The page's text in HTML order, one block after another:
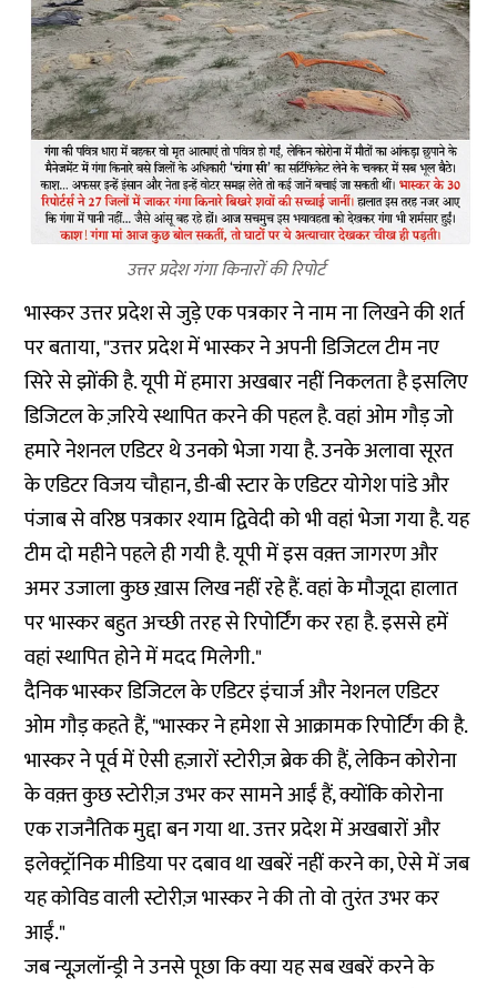
उत्तर प्रदेश गंगा किनारों की रिपोर्ट
भास्कर उत्तर प्रदेश से जुड़े एक पत्रकार ने नाम ना लिखने की शर्त
पर बताया, "उत्तर प्रदेश में भास्कर ने अपनी डिजिटल टीम नए
सिरे से झोंकी है. यूपी में हमारा अखबार नहीं निकलता है इसलिए
डिजिटल के ज़रिये स्थापित करने की पहल है. वहां ओम गौड़ जो
हमारे नेशनल एडिटर थे उनको भेजा गया है. उनके अलावा सूरत
के एडिटर विजय चौहान, डी-बी स्टार के एडिटर योगेश पांडे और
पंजाब से वरिष्ठ पत्रकार श्याम द्विवेदी को भी वहां भेजा गया है. यह
टीम दो महीने पहले ही गयी है. यूपी में इस वक़्त जागरण और
अमर उजाला कुछ ख़ास लिख नहीं रहे हैं. वहां के मौजूदा हालात
पर भास्कर बहुत अच्छी तरह से रिपोर्टिंग कर रहा है. इससे हमें
वहां स्थापित होने में मदद मिलेगी."
दैनिक भास्कर डिजिटल के एडिटर इंचार्ज और नेशनल एडिटर
ओम गौड़ कहते हैं, "भास्कर ने हमेशा से आक्रामक रिपोर्टिंग की है.
भास्कर ने पूर्व में ऐसी हज़ारों स्टोरीज़ ब्रेक की हैं, लेकिन कोरोना
के वक़्त कुछ स्टोरीज़ उभर कर सामने आईं हैं, क्योंकि कोरोना
एक राजनैतिक मुद्दा बन गया था. उत्तर प्रदेश में अखबारों और
इलेक्ट्रॉनिक मीडिया पर दबाव था खबरें नहीं करने का, ऐसे में जब
यह कोविड वाली स्टोरीज़ भास्कर ने की तो वो तुरंत उभर कर
आईं."
जब न्यूज़लॉन्ड्री ने उनसे पूछा कि क्या यह सब खबरें करने के